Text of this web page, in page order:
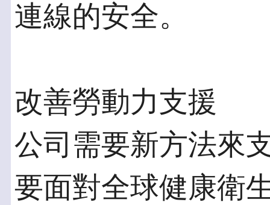
連線的安全。
改善勞動力支援
公司需要新方法來
要面對全球健康衛